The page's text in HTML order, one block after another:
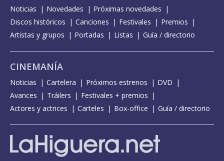
Noticias Novedades
Próximas novedades
Discos históricos
Canciones Festivales
Premios
Artistas y grupos
Portadas Listas Guía / directorio
CINEMANÍA
Noticias Cartelera Próximos estrenos
DVD
Avances
Tráilers
Festivales + premios
Actores y actrices
Carteles Box-office Guía / directorio